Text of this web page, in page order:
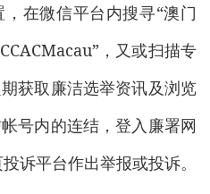
在微信平台内搜寻“澳门
，又或扫描专
获取廉洁选举资讯及浏览
号内的连结，登入廉署网
诉平台作出举报或投诉。